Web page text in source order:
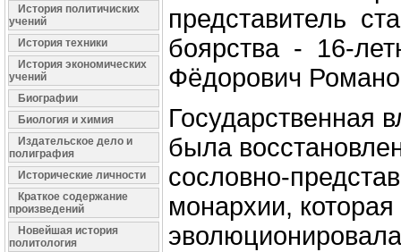
История политичиских
учений
История техники
История экономических
учений
Биографии
Биология и химия
Издательское дело и
полиграфия
Исторические личности
Краткое содержание
произведений
Новейшая история
политология
представитель
боярства - 16-
Фёдорович
Государственная
была
сословно-
монархии,